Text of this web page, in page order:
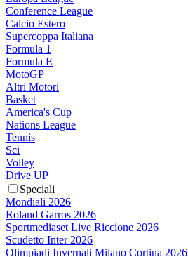
Conference League
Calcio Estero
Supercoppa Italiana
Formula 1
Formula E
MotoGP
Altri Motori
Basket
America's Cup
Nations League
Tennis
Sci
Volley
Drive UP
Speciali
Mondiali 2026
Roland Garros 2026
Sportmediaset Live Riccione 2026
Scudetto Inter 2026
Olimpiadi Invernali Milano Cortina 2026